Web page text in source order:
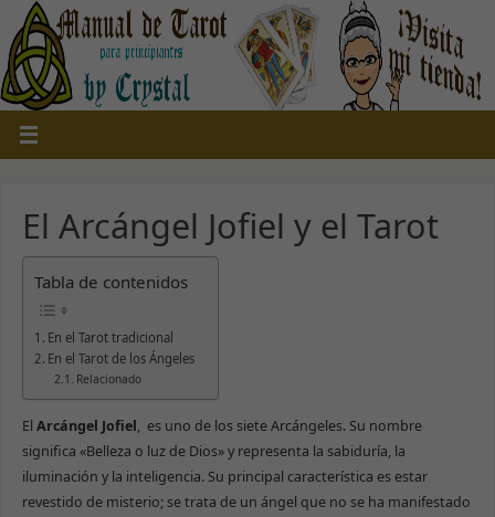
El Arcángel Jofiel y el Tarot
Tabla de contenidos
En el Tarot tradicional
En el Tarot de los Ángeles
Relacionado
El Arcángel Jofiel, es uno de los siete Arcángeles. Su nombre
significa «Belleza o luz de Dios» y representa la sabiduría, la
iluminación y la inteligencia. Su principal característica es estar
revestido de misterio; se trata de un ángel que no se ha manifestado